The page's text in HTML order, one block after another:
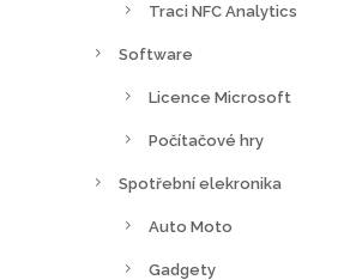
Traci NFC Analytics
Software
Licence Microsoft
Počítačové hry
Spotřební elekronika
Auto Moto
Gadgety